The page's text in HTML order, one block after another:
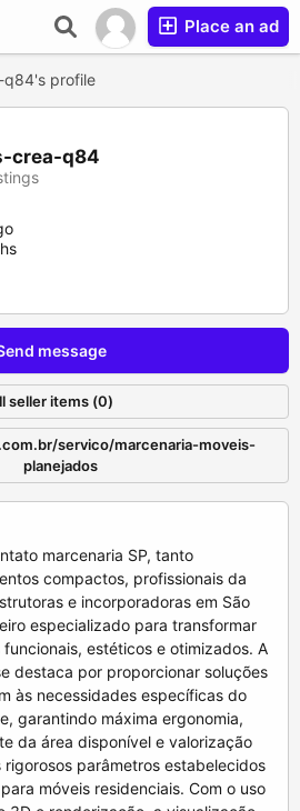
Place an ad
q84's profile
crea-q84
message
seller items (0)
servico/marcenaria-moveis-
planejados
adequada previnem o apodrecimento e deformação precoce.Restrição em condomínios e legislação municipalRenovações em São Paulo precisam respeitar regras internas de condomínio e a legislação aplicável, como limites de ruído e horários para instalação. Um parceiro de marcenaria atualizado está sempre pautado na conformidade para evitar multas, embargos e consequentemente transtornos ao cliente. Isso inclui instalação silenciosa utilizando ferramentas apropriadas e ferragens que não gerem ruído intenso na abertura e fechamento.Custos de materiais, mão de obra e prazos apertadosO desafio do custo-benefício é frequentemente central. O contato direto com uma marcenaria permite avaliação detalhada entre opções como madeira maciça versus painéis industriais (MDF e MDP), que apesar de mais econômicos devem atender à durabilidade e acabamento desejados. O domínio dos tempos de fabricação, montagem e adequação do cronograma possui impacto decisivo em reformas, pois o atraso gera custos adicionais e frustração.Esses problemas são rotina para consumidores, arquitetos e incorporadoras, que necessitam garantir que o contato com a marcenaria em SP seja produtivo e leve a soluções técnicas eficazes e economicamente viáveis.Aspectos técnicos essenciais ao contatar uma marcenaria em São PauloMais do que encontrar uma marcenaria com boa reputação, é indispensável conhecer os parâmetros técnicos envolvidos para assegurar a qualidade e adequação do projeto.Normatização e ergonomia conforme ABNT NBR 15164A ABNT NBR 15164 define requisitos mínimos para móveis residenciais, como profundidade, largura e altura das peças para garantir conforto e funcionalidade, essenciais em espaços compactos. Móveis de cozinha, por exemplo, devem respeitar distância ideal entre bancada, armários e eletrodomésticos, garantindo eficiência ergonômica no preparo de alimentos. Na marcenaria paulista, esse padrão evita que espaços reduzidos tornem-se desconfortáveis e pouco práticos.Escolha de materiais e sustentabilidade certificadaMateriais utilizados precisam atender não só à resistência, mas também a critérios ambientais, sobretudo na capital paulista, onde a consciência sustentável cresce a cada dia. A escolha de painéis com certificação FSC atesta que a madeira é proveniente de fonte sustentável, reduzindo impacto ambiental. O reconhecimento dessas práticas agrega valor ao imóvel e atende a consumidores conscientes.Ferragens e sistemas de abertura para funcionalidade e durabilidadeUtilizar ferragens renomadas como dobradiças caneco, ferragens soft close e corrediças telescópicas de fabricantes como Blum e Hettich proporciona maior funcionalidade e evita ruídos, desgaste prematuro e acidentes domésticos. Além do conforto operacional, a compatibilidade dessas peças com o design e tipo do móvel garante integração estética e mecânica perfeita.Acabamentos profissionais e resistência ao uso intensoSão Paulo exige acabamentos que resistam ao uso intenso e às condições ambientais. Técnicas como acabamento com laca UV oferecem proteção contra riscos e manchas, enquanto o BP (bastão de pressão) garante um visual liso e uniforme. O acabamento correto, combinado com cuidados na instalação, prolonga a durabilidade do móvel evitando despesas futuras com manutenção ou substituição.Planejamento detalhado, medição técnica e prazo de execuçãoUma etapa crítica é a visita técnica para medição e verificação do local, exclusividade da marcenaria especializada para planejamento preciso do projeto. Somada à elaboração do orçamento e validação do cronograma, esses passos garantem cumprimento do prazo de entrega e montagem - aspectos fundamentais para projetos residenciais e reformas que não podem afetar o cotidiano do cliente.Dominar esses aspectos técnicos proporciona ao usuário final uma experiência tranquila, segura e resultado final alinhado às expectativas, assegurando máxima satisfação.Comparativo técnico e econômico: MDF, MDP e madeira maciça para projetos de marcenaria SPDurante o contato inicial com a marcenaria, surgem dúvidas quanto à escolha ideal de material. A análise técnica detalhada traz clareza para essa decisão.Características do MDF para ambientes residenciaisMDF é um painel de fibras de madeira de média densidade, com superfície lisa e homogênea, ideal para acabamentos como laca UV, que oferece superfícies brilhosas e modernas. É versátil para cortes detalhados e pode ser utilizado em móveis de áreas internas e secas. Porém, exige tratamento adequado para área com incidência de umidade, por ser mais suscetível à absorção hídrica comparado à madeira maciça.Propriedades do MDP e sua aplicabilidadeMDP (Medium Density Particleboard) é composto por partículas de madeira prensadas, possuindo maior resistência a impactos e sendo mais barato que MDF. É comumente aplicado em painéis e corpos de móveis, apresentando boa estabilidade dimensional. Para ambientes úmidos, versões hidrofugadas elevam sua resistência. O acabamento em BP colado proporciona estrutura estética adequada e custo-benefício interessante.Madeira maciça: durabilidade e requinte singularEmbora mais cara, a madeira maciça confere pers